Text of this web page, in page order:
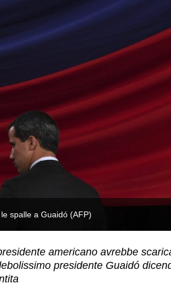
spalle a Guaidó (AFP)
americano avrebbe
presidente Guaidó